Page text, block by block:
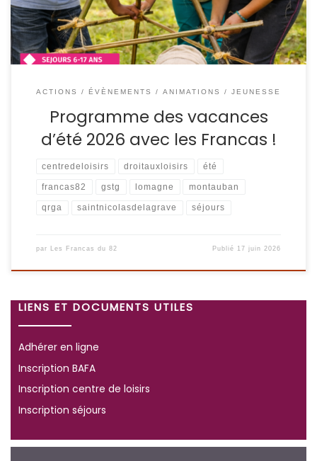
ACTIONS / ÉVÈNEMENTS ANIMATIONS / JEUNESSE
Programme des vacances
d’été 2026 avec les Francas !
centredeloisirs droitauxloisirs été
francas82 gstg lomagne montauban
qrga saintnicolasdelagrave séjours
par Les Francas du 82 Publié 17 juin 2026
LIENS ET DOCUMENTS UTILES
Adhérer en ligne
Inscription BAFA
Inscription centre de loisirs
Inscription séjours